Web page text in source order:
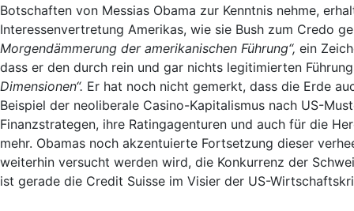
Botschaften von Messias Obama zur Kenntnis nehme,
Interessenvertretung Amerikas, wie sie Bush zum Credo
Morgendämmerung der amerikanischen Führung“, ein
dass er den durch rein und gar nichts legitimierten
Dimensionen“. Er hat noch nicht gemerkt, dass die Erde
Beispiel der neoliberale Casino-Kapitalismus nach US-
Finanzstrategen, ihre Ratingagenturen und auch für die
mehr. Obamas noch akzentuierte Fortsetzung dieser
weiterhin versucht werden wird, die Konkurrenz der
ist gerade die Credit Suisse im Visier der US-